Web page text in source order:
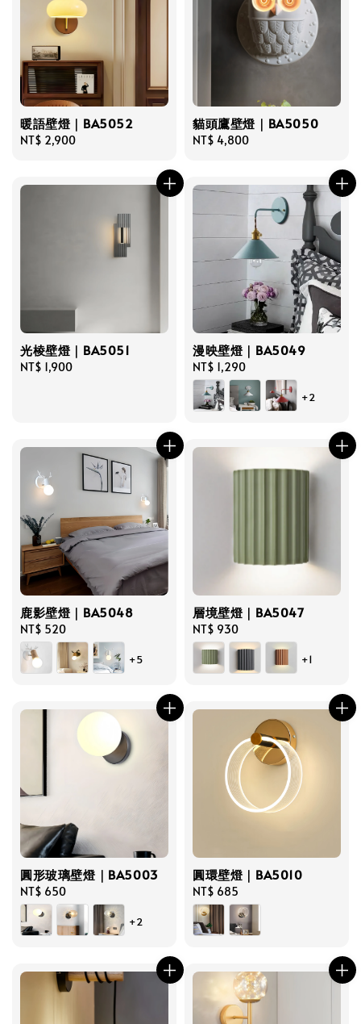
暖語壁燈｜BA5052
Regular
NT$ 2,900
貓頭鷹壁燈｜BA5050
Regular
NT$ 4,800
光棱壁燈｜BA5051
Regular
NT$ 1,900
漫映壁燈｜BA5049
Regular
price
NT$ 1,290
+2
鹿影壁燈｜BA5048
Regular
price
NT$ 520
+5
層境壁燈｜BA5047
Regular
price
NT$ 930
+1
圓形玻璃壁燈｜BA5003
Regular
price
NT$ 650
+2
圓環壁燈｜BA5010
Regular
price
NT$ 685